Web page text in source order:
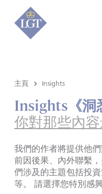
主頁 Insights
Insights《洞
你對那些內
我們的作者將提供他
前因後果、內外聯繫
們涉及的主題包括投
等。 請選擇您特別感